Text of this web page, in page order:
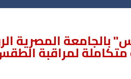
بالجامعة المصرية
لمراقبة